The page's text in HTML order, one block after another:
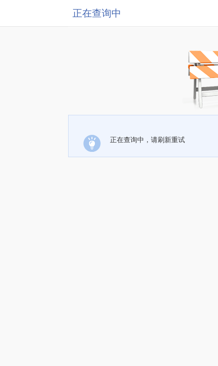
正在查询中
正在查询中，请刷新重试